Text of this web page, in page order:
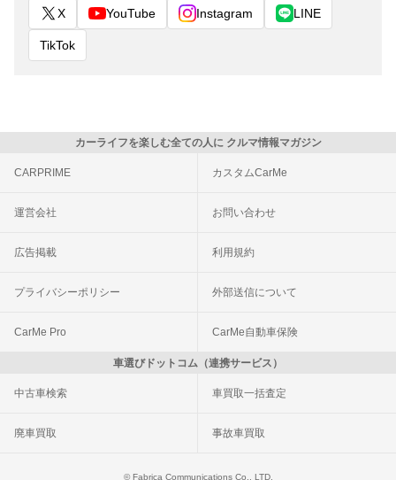
X YouTube Instagram LINE
TikTok
カーライフを楽しむ全ての人に クルマ情報マガジン
CARPRIME カスタムCarMe
運営会社 お問い合わせ
広告掲載 利用規約
プライバシーポリシー 外部送信について
CarMe Pro CarMe自動車保険
車選びドットコム（連携サービス）
中古車検索 車買取一括査定
廃車買取 事故車買取
© Fabrica Communications Co., LTD.